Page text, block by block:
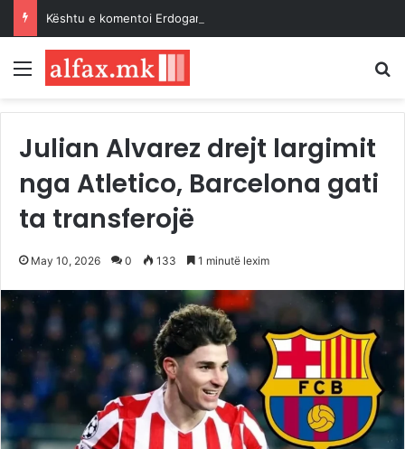
Kështu e komentoi Erdogan Paktin e Mekës…
Menu
Julian Alvarez drejt largimit
nga Atletico, Barcelona gati
ta transferojë
May 10, 2026 0 133 1 minutë lexim